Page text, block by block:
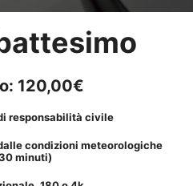
120,00€
responsabilità civile
condizioni meteorologiche
minuti)